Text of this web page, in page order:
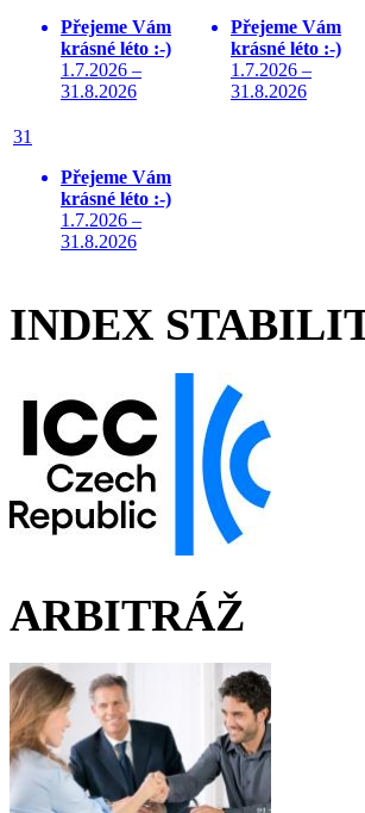
Přejeme Vám
krásné léto :-)
1.7.2026 –
31.8.2026
Přejeme Vám
krásné léto :-)
1.7.2026 –
31.8.2026
31
Přejeme Vám
krásné léto :-)
1.7.2026 –
31.8.2026
INDEX
ARBITRÁŽ